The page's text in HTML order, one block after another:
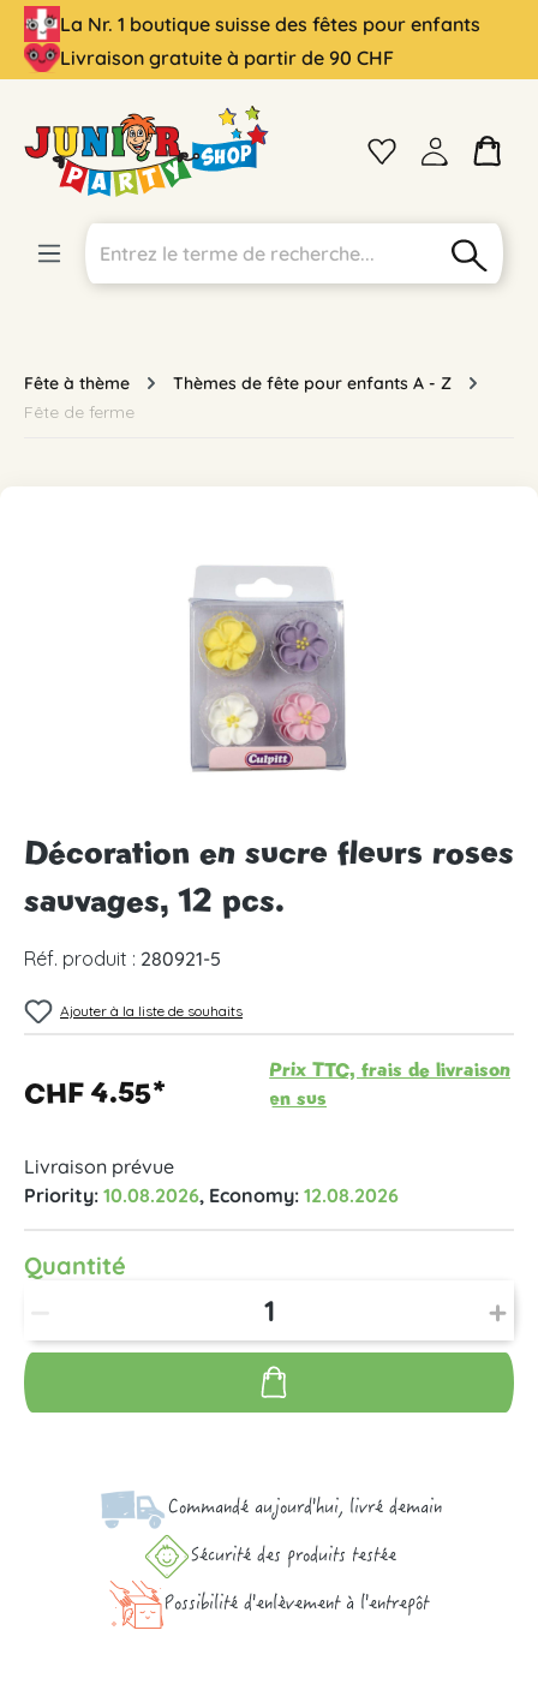
principal
La Nr. 1 boutique suisse des fêtes pour enfants
Livraison gratuite à partir de 90 CHF
Fête à thème
Thèmes de fête pour enfants A - Z
Fête de ferme
Décoration en sucre fleurs roses
sauvages, 12 pcs.
Réf. produit : 280921-5
Ajouter à la liste de souhaits
CHF 4.55*
Prix TTC, frais de livraison
en sus
Livraison prévue
Priority: 10.08.2026, Economy: 12.08.2026
Quantité
Commandé aujourd'hui, livré demain
Sécurité des produits testée
Possibilité d'enlèvement à l'entrepôt